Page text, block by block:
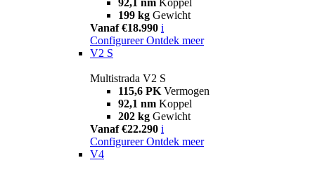
199 kg Gewicht
Vanaf €18.990 i
Configureer Ontdek meer
V2 S
Multistrada V2 S
115,6 PK Vermogen
92,1 nm Koppel
202 kg Gewicht
Vanaf €22.290 i
Configureer Ontdek meer
V4